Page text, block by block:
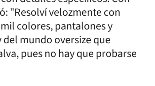
"Resolví velozmente con
colores, pantalones y
del mundo oversize que
pues no hay que probarse